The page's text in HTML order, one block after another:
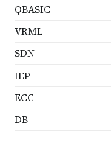
QBASIC
VRML
SDN
IEP
ECC
DB